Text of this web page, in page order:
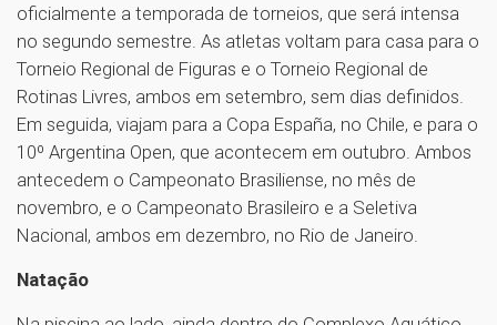
oficialmente a temporada de torneios, que será intensa
no segundo semestre. As atletas voltam para casa para o
Torneio Regional de Figuras e o Torneio Regional de
Rotinas Livres, ambos em setembro, sem dias definidos.
Em seguida, viajam para a Copa España, no Chile, e para o
10º Argentina Open, que acontecem em outubro. Ambos
antecedem o Campeonato Brasiliense, no mês de
novembro, e o Campeonato Brasileiro e a Seletiva
Nacional, ambos em dezembro, no Rio de Janeiro.
Natação